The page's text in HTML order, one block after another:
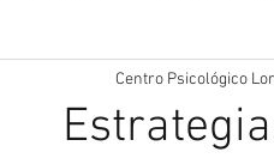
Psicología InfantilCentro Psicológico